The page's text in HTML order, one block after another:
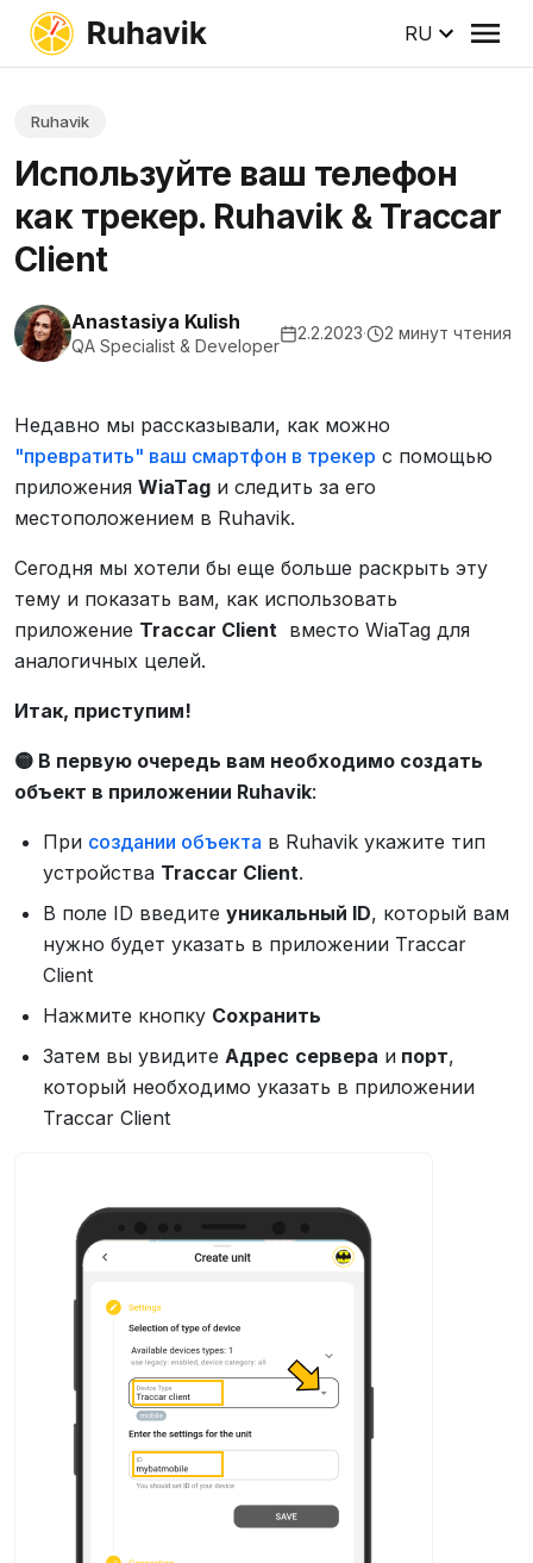
RU
Ruhavik
Используйте ваш телефон
как трекер. Ruhavik & Traccar
Client
Anastasiya Kulish
QA Specialist & Developer
2.2.2023· 2 минут чтения
Недавно мы рассказывали, как можно
"превратить" ваш смартфон в трекер с помощью
приложения WiaTag и следить за его
местоположением в Ruhavik.
Сегодня мы хотели бы еще больше раскрыть эту
тему и показать вам, как использовать
приложение Traccar Client вместо WiaTag для
аналогичных целей.
Итак, приступим!
🟡 В первую очередь вам необходимо создать
объект в приложении Ruhavik:
При создании объекта в Ruhavik укажите тип
устройства Traccar Client.
В поле ID введите уникальный ID, который вам
нужно будет указать в приложении Traccar
Client
Нажмите кнопку Сохранить
Затем вы увидите Адрес сервера и порт,
который необходимо указать в приложении
Traccar Client